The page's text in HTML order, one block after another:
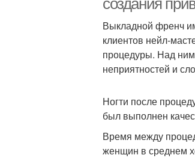
создания
Выкладной френч
клиентов нейл-
процедуры. Над
неприятностей и
Ногти после
был выполнен
Время между
женщин в среднем